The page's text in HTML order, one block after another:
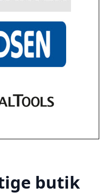
butik